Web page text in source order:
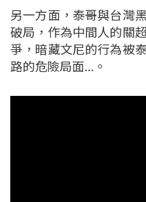
另一方面，泰哥與台灣
破局，作為中間人的關
爭，暗藏文尼的行為被
路的危險局面…。